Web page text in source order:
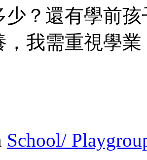
少？還有學前
，我需重視學
School/